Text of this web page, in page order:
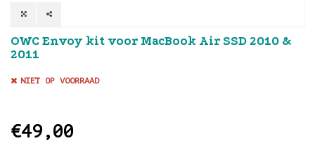
OWC Envoy kit voor MacBook Air SSD 2010 &
2011
NIET OP VOORRAAD
€49,00